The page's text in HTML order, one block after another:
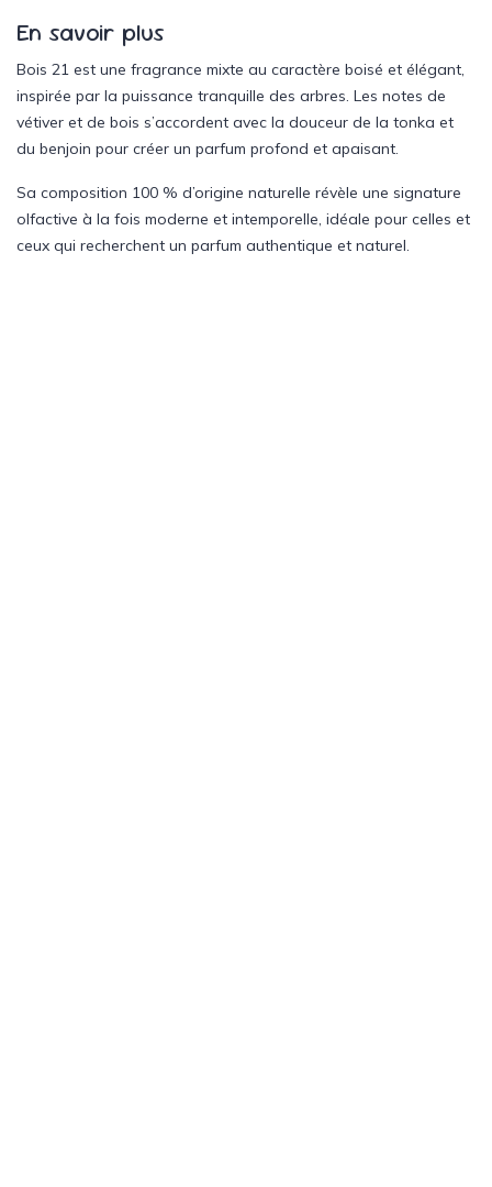
En savoir plus
Bois 21 est une fragrance mixte au caractère boisé et élégant,
inspirée par la puissance tranquille des arbres. Les notes de
vétiver et de bois s’accordent avec la douceur de la tonka et
du benjoin pour créer un parfum profond et apaisant.
Sa composition 100 % d’origine naturelle révèle une signature
olfactive à la fois moderne et intemporelle, idéale pour celles et
ceux qui recherchent un parfum authentique et naturel.